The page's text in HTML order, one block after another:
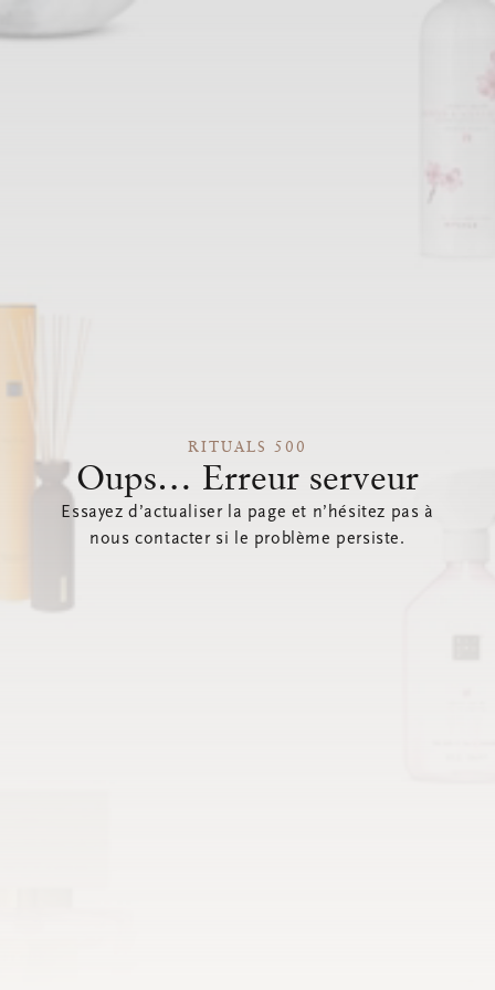
RITUALS 500
Oups… Erreur serveur
Essayez d’actualiser la page et n’hésitez pas à
nous contacter si le problème persiste.